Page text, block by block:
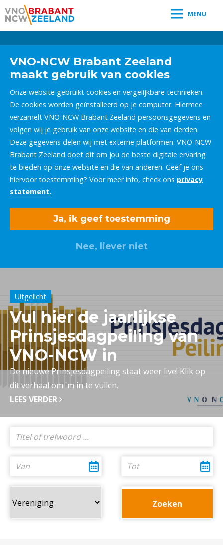
MENU
VNO-NCW Brabant Zeeland
maakt gebruik van cookies
Onze website gebruikt cookies en vergelijkbare technieken.
De cookies worden geïnstalleerd op je computer. Hiermee
verzamelt VNO-NCW Brabant Zeeland persoonsgegevens en
volgen wij je gebruik van onze website en die van derden.
Deze gegevens delen wij met externe platformen. VNO-NCW
Brabant Zeeland doet dit om jou de beste digitale ervaring
te bieden op onze website en die van anderen. Geef je ons
hiervoor toestemming? Voor meer info, check ons privacy
statement.
Ja, ik geef toestemming
Nee, liever niet
Uitgelicht
Vul hier de jaarlijkse
Prinsjesdagpeiling van
VNO-NCW in
De nieuwe Prinsjesdagpeiling staat weer live! Klik op
dit verhaal om 'm in te vullen.
LEES VERDER